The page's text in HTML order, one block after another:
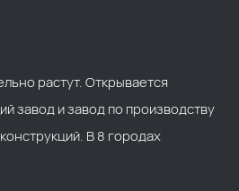
растут. Открывается
завод и завод по производству
В 8 городах